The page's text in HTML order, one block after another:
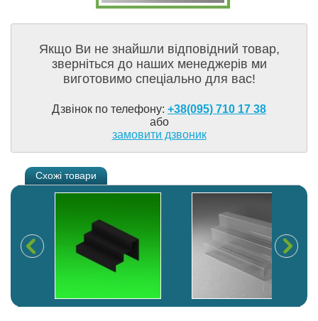
Якщо Ви не знайшли відповідний товар,
зверніться до наших менеджерів ми
виготовимо спеціально для вас!
Дзвінок по телефону: +38(095) 710 17 38
або
замовити дзвоник
Схожі товари